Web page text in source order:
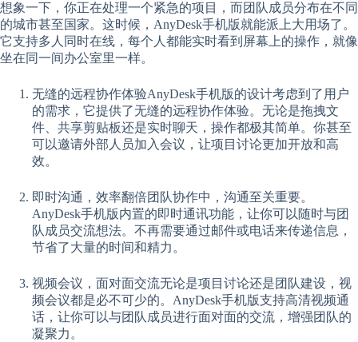
想象一下，你正在处理一个紧急的项目，而团队成员分布在不同
的城市甚至国家。这时候，AnyDesk手机版就能派上大用场了。
它支持多人同时在线，每个人都能实时看到屏幕上的操作，就像
坐在同一间办公室里一样。
无缝的远程协作体验AnyDesk手机版的设计考虑到了用户
的需求，它提供了无缝的远程协作体验。无论是拖拽文
件、共享剪贴板还是实时聊天，操作都极其简单。你甚至
可以邀请外部人员加入会议，让项目讨论更加开放和高
效。
即时沟通，效率翻倍团队协作中，沟通至关重要。
AnyDesk手机版内置的即时通讯功能，让你可以随时与团
队成员交流想法。不再需要通过邮件或电话来传递信息，
节省了大量的时间和精力。
视频会议，面对面交流无论是项目讨论还是团队建设，视
频会议都是必不可少的。AnyDesk手机版支持高清视频通
话，让你可以与团队成员进行面对面的交流，增强团队的
凝聚力。